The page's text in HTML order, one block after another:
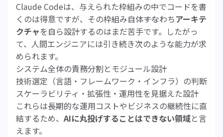
Claude Codeは、与えられた枠組みの中でコードを書
くのは得意ですが、その枠組み自体――すなわちアーキテ
クチャを自ら設計するのはまだ苦手です。したがっ
て、人間エンジニアには引き続き次のような能力が求
められます。
システム全体の責務分割とモジュール設計
技術選定（言語・フレームワーク・インフラ）の判断
スケーラビリティ・拡張性・運用性を見据えた設計
これらは長期的な運用コストやビジネスの継続性に直
結するため、AIに丸投げすることはできない領域と言
えます。